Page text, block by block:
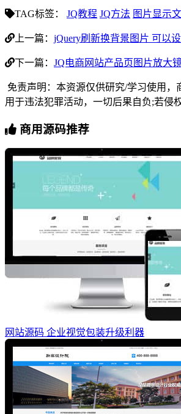
TAG标签： JQ教程 JQ方法 图片显示
上一篇： jQuery刷新换背景图片 可以
下一篇： JQ电商网站产品页图片放大
免责声明：本资源仅供研究/学习使用，
用于违法犯罪活动，一切后果自负;若侵
商用源码推荐
网站源码 企业视觉包装升级利器